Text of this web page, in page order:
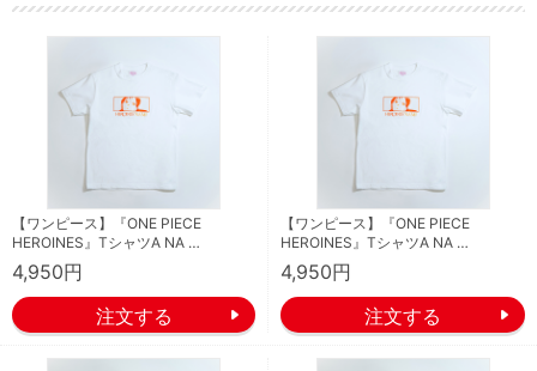
【ワンピース】『ONE PIECE
HEROINES』TシャツA NA …
4,950円
【ワンピース】『ONE PIECE
HEROINES』TシャツA NA …
4,950円